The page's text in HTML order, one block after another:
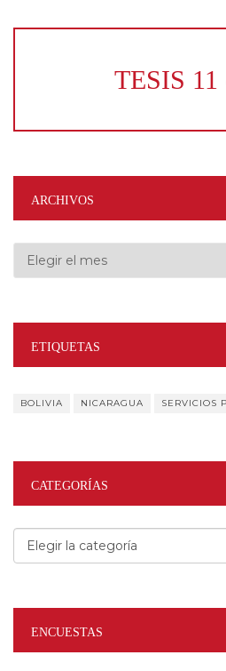
TESIS 11
ARCHIVOS
Archivos
ETIQUETAS
BOLIVIA NICARAGUA SERVICIOS
CATEGORÍAS
Categorías
ENCUESTAS